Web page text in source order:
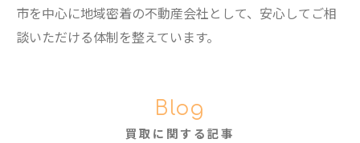
市を中心に地域密着の不動産会社として、安心してご相
談いただける体制を整えています。
Blog
買取に関する記事